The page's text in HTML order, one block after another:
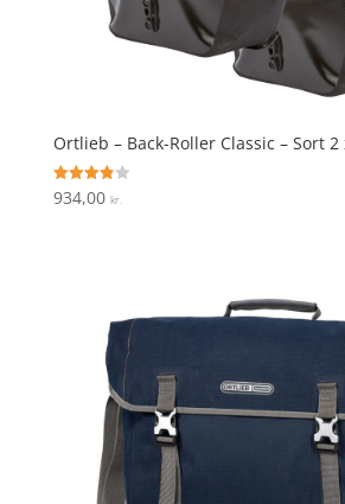
Ortlieb – Back-Roller Classic – Sort
Vurderet
3.9
934,00 kr.